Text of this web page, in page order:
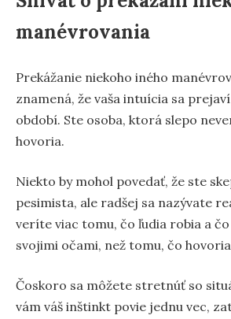
manévrovania
Prekážanie niekoho iného
znamená, že vaša intuícia sa
období. Ste osoba, ktorá slepo
hovoria.
Niekto by mohol povedať, že ste
pesimista, ale radšej sa nazývate
veríte viac tomu, čo ľudia robia a
svojimi očami, než tomu, čo
Čoskoro sa môžete stretnúť so
vám váš inštinkt povie jednu vec,